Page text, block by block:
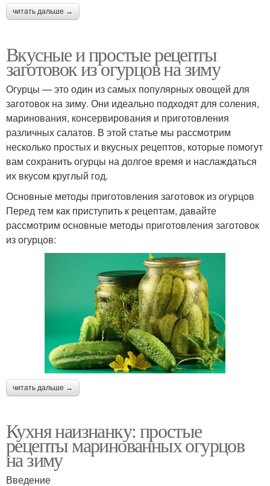
читать дальше →
Вкусные и простые рецепты
заготовок из огурцов на зиму
Огурцы — это один из самых популярных овощей для
заготовок на зиму. Они идеально подходят для соления,
маринования, консервирования и приготовления
различных салатов. В этой статье мы рассмотрим
несколько простых и вкусных рецептов, которые помогут
вам сохранить огурцы на долгое время и наслаждаться
их вкусом круглый год.
Основные методы приготовления заготовок из огурцов
Перед тем как приступить к рецептам, давайте
рассмотрим основные методы приготовления заготовок
из огурцов:
читать дальше →
Кухня наизнанку: простые
рецепты маринованных огурцов
на зиму
Введение